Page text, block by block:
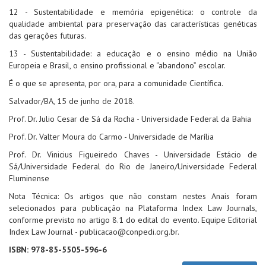
12 - Sustentabilidade e memória epigenética: o controle da
qualidade ambiental para preservação das características genéticas
das gerações futuras.
13 - Sustentabilidade: a educação e o ensino médio na União
Europeia e Brasil, o ensino profissional e “abandono” escolar.
É o que se apresenta, por ora, para a comunidade Científica.
Salvador/BA, 15 de junho de 2018.
Prof. Dr. Julio Cesar de Sá da Rocha - Universidade Federal da Bahia
Prof. Dr. Valter Moura do Carmo - Universidade de Marília
Prof. Dr. Vinicius Figueiredo Chaves - Universidade Estácio de
Sá/Universidade Federal do Rio de Janeiro/Universidade Federal
Fluminense
Nota Técnica: Os artigos que não constam nestes Anais foram
selecionados para publicação na Plataforma Index Law Journals,
conforme previsto no artigo 8.1 do edital do evento. Equipe Editorial
Index Law Journal - publicacao@conpedi.org.br.
ISBN: 978-85-5505-596-6